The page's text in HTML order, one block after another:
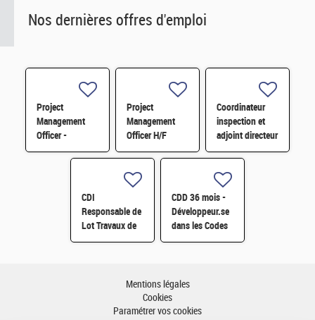
Nos dernières offres d'emploi
Project
Management
Officer -
Référent Cost
Engineering H/F
Project
Management
Officer H/F
Coordinateur
inspection et
adjoint directeur
qualité/inspection
– Projet RJH
H/F
CDI
Responsable de
Lot Travaux de
Démantèlement
CDD 36 mois -
Développeur.se
dans les Codes
de Traitement
Monte-Carlo H/F
Mentions légales
Cookies
Paramétrer vos cookies